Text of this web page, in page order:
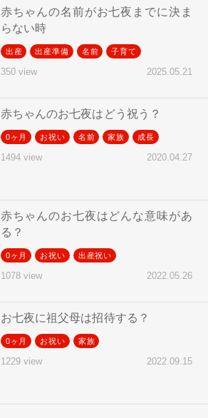
赤ちゃんの名前がお七夜までに決ま
らない時
出産 出産準備 名前 子育て
350 view 2025.05.21
赤ちゃんのお七夜はどう祝う？
0ヶ月 お祝い 名前 家族 成長
1494 view 2020.04.27
赤ちゃんのお七夜はどんな意味があ
る？
0ヶ月 お祝い 出産祝い
1078 view 2022.05.26
お七夜に祖父母は招待する？
0ヶ月 お祝い 家族
1229 view 2022.09.15